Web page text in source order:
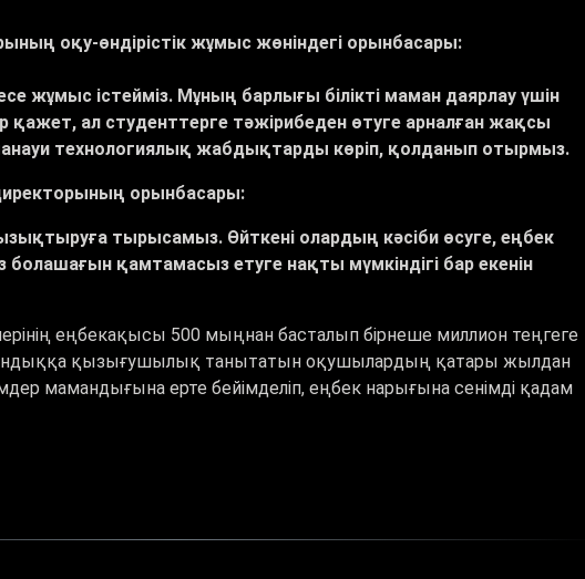
оқу-өндірістік жұмыс жөніндегі орынбасары:
жұмыс істейміз. Мұның барлығы білікті маман даярлау үшін
қажет, ал студенттерге тәжірибеден өтуге арналған жақсы
технологиялық жабдықтарды көріп, қолданып отырмыз.
орынбасары:
тырысамыз. Өйткені олардың кәсіби өсуге, еңбек
қамтамасыз етуге нақты мүмкіндігі бар екенін
еңбекақысы 500 мыңнан басталып бірнеше миллион теңгеге
қызығушылық танытатын оқушылардың қатары жылдан
мамандығына ерте бейімделіп, еңбек нарығына сенімді қадам